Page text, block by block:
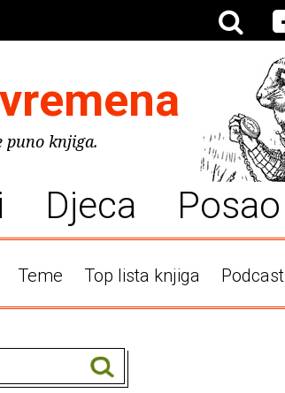
puno knjiga.
Djeca Posao
Teme Top lista knjiga Podcast